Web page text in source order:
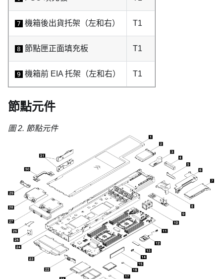
7 機箱後出貨托架（左和右） T1
8 節點匣正面填充板 T1
9 機箱前 EIA 托架（左和右） T1
節點元件
圖 2. 節點元件